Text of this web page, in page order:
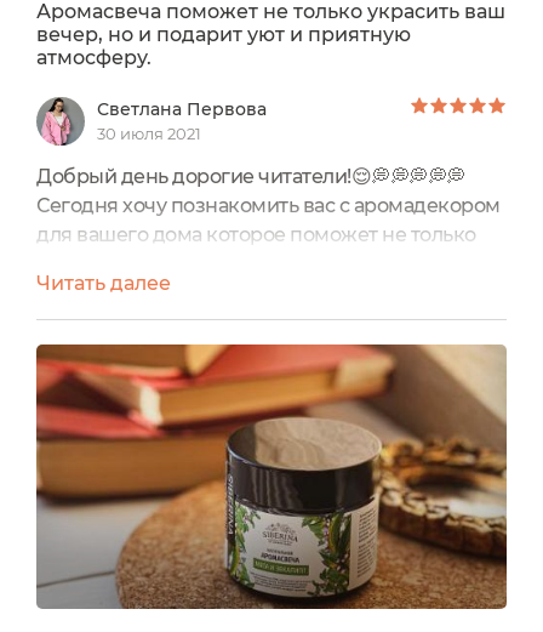
Аромасвеча поможет не только украсить ваш
вечер, но и подарит уют и приятную
атмосферу.
Светлана Первова
30 июля 2021
Добрый день дорогие читатели!😌💭💭💭💭💭
Сегодня хочу познакомить вас с аромадекором
для вашего дома которое поможет не только
вашей комнате, это натуральная ароматическая
соевая свеча Мята и эвкалипт от бренда
«Siberina» Цена: 352 рубля. Объём: 60 мл. О
упаковке: Выполнена из прочного тёмного
стекла. Сверху свеча защищена крышкой
тёмного цвета. Сбоку имеется специальная...
Читать далее